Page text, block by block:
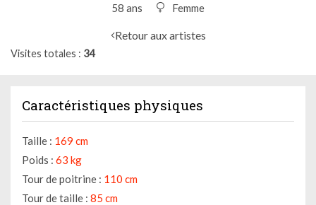
58 ans Femme
Retour aux artistes
Visites totales 34
Caractéristiques physiques
Taille : 169 cm
Poids : 63 kg
Tour de poitrine : 110 cm
Tour de taille : 85 cm